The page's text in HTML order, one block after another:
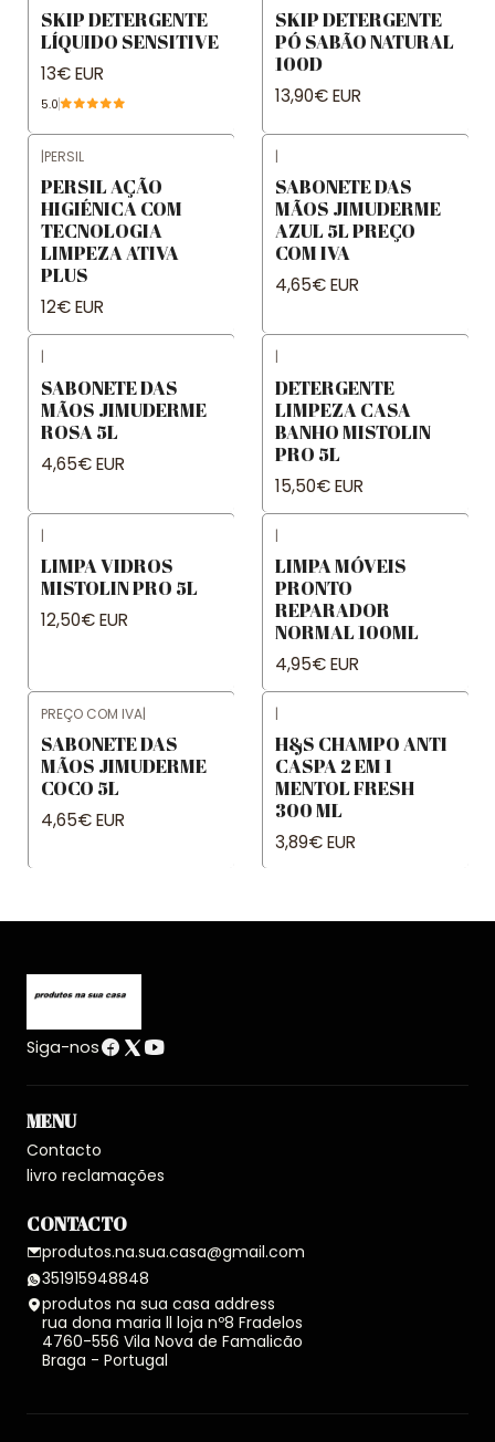
SKIP DETERGENTE
LÍQUIDO SENSITIVE
13€ EUR
5.0
SKIP DETERGENTE
PÓ SABÃO NATURAL
100D
13,90€ EUR
|PERSIL
PERSIL AÇÃO
HIGIÉNICA COM
TECNOLOGIA
LIMPEZA ATIVA
PLUS
12€ EUR
|
SABONETE DAS
MÃOS JIMUDERME
AZUL 5L PREÇO
COM IVA
4,65€ EUR
|
SABONETE DAS
MÃOS JIMUDERME
ROSA 5L
4,65€ EUR
|
DETERGENTE
LIMPEZA CASA
BANHO MISTOLIN
PRO 5L
15,50€ EUR
|
LIMPA VIDROS
MISTOLIN PRO 5L
12,50€ EUR
|
LIMPA MÓVEIS
PRONTO
REPARADOR
NORMAL 100ML
4,95€ EUR
PREÇO COM IVA|
SABONETE DAS
MÃOS JIMUDERME
COCO 5L
4,65€ EUR
|
H&S CHAMPO ANTI
CASPA 2 EM 1
MENTOL FRESH
300 ML
3,89€ EUR
Siga-nos
MENU
Contacto
livro reclamações
CONTACTO
produtos.na.sua.casa@gmail.com
351915948848
produtos na sua casa address
rua dona maria ll loja nº8 Fradelos
4760-556 Vila Nova de Famalicão
Braga - Portugal